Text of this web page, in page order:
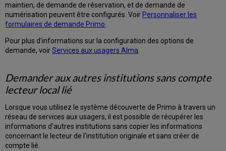
maintien, de demande de réservation, et de demande de
numérisation peuvent être configurés. Voir Personnaliser les
formulaires de demande Primo
Pour plus d'informations sur la configuration des options de
demande, voirServices aux usagers Alma
Demander aux autres institutions sans compte
lecteur local lié
Lorsque vous utilisez le système découverte de Primo à travers un
réseau de services aux usagers, il est possible de récupérer les
informations d'autres institutions sans copier les informations
concernant le lecteur de l'institution originale et sans créer de
compte lié.